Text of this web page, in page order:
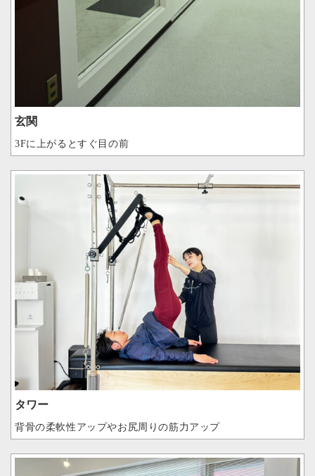
玄関
3Fに上がるとすぐ目の前
タワー
背骨の柔軟性アップやお尻周りの筋力アップ